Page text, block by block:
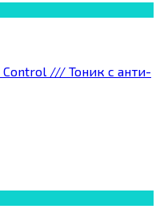
Control /// Тоник c анти-